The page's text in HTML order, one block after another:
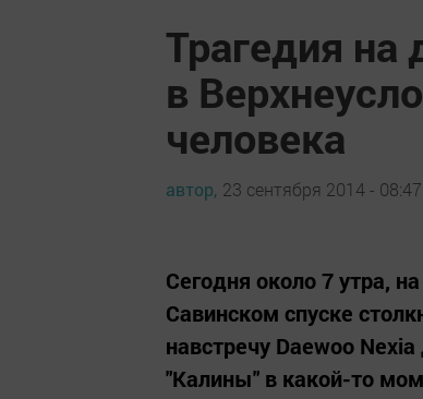
Трагедия на
в
человека
автор, 23 сентября 2014 - 08:47
Сегодня около 7 утра,
Савинском спуске
навстречу Daewoo
"Калины" в какой-то